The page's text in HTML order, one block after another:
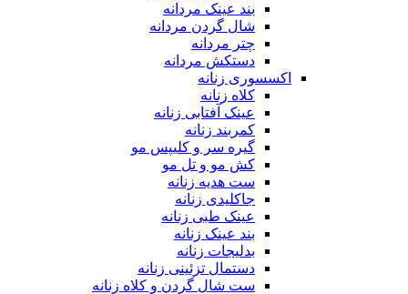
بند عینک مردانه
شال گردن مردانه
چتر مردانه
دستکش مردانه
اکسسوری زنانه
کلاه زنانه
عینک آفتابی زنانه
کمربند زنانه
گیره سر و کلیپس مو
کش مو و تل مو
ست هدیه زنانه
جاکلیدی زنانه
عینک طبی زنانه
بند عینک زنانه
بدلیجات زنانه
دستمال تزئینی زنانه
ست شال گردن و کلاه زنانه